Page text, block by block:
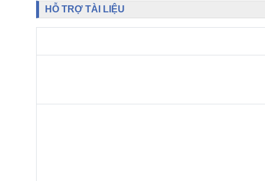
HỖ TRỢ TÀI LIỆU